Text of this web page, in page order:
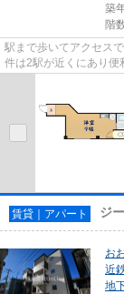
築
階
駅まで歩いてアクセス
件は2駅が近くにあり便
件、通風良好のシンプ
賃貸｜アパート ジ
お
近
地